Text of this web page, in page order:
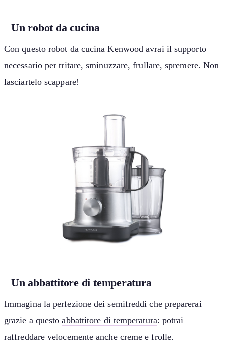
Un robot da cucina
Con questo robot da cucina Kenwood avrai il supporto
necessario per tritare, sminuzzare, frullare, spremere. Non
lasciartelo scappare!
Un abbattitore di temperatura
Immagina la perfezione dei semifreddi che preparerai
grazie a questoabbattitore di temperatura: potrai
raffreddare velocemente anche creme e frolle.